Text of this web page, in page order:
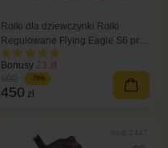
Rolki dla dziewczynki Rolki
Regulowane Flying Eagle S6 pro
różowe
Bonusy 23 zł
-25%
450 zł